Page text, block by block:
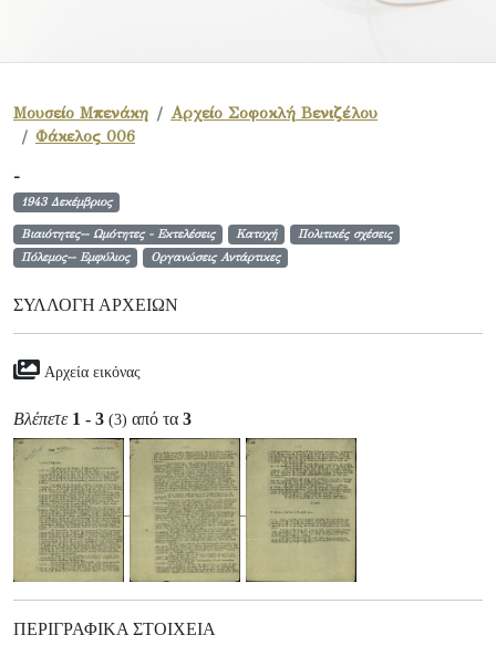
Μουσείο Μπενάκη
Αρχείο Σοφοκλή Βενιζέλου
Φάκελος 006
-
1943 Δεκέμβριος
Βιαιότητες-- Ωμότητες - Εκτελέσεις Κατοχή
Πολιτικές σχέσεις
Πόλεμος-- Εμφύλιος
Οργανώσεις Αντάρτικες
ΣΥΛΛΟΓΉ ΑΡΧΕΊΩΝ
Αρχεία εικόνας
Βλέπετε 1 - 3 (3) από τα 3
ΠΕΡΙΓΡΑΦΙΚΆ ΣΤΟΙΧΕΊΑ